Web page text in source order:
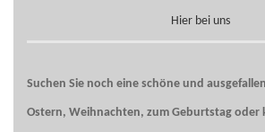
Hier bei uns
Suchen Sie noch eine schöne und
Ostern, Weihnachten, zum Geburtstag oder